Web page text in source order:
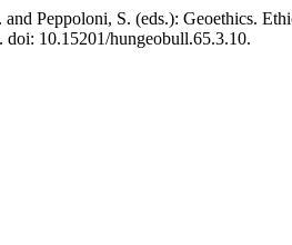
Peppoloni, S. (eds.): Geoethics.
doi: 10.15201/hungeobull.65.3.10.